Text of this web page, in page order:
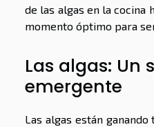
de las algas en la cocina
momento óptimo para
Las algas: Un
emergente
Las algas están